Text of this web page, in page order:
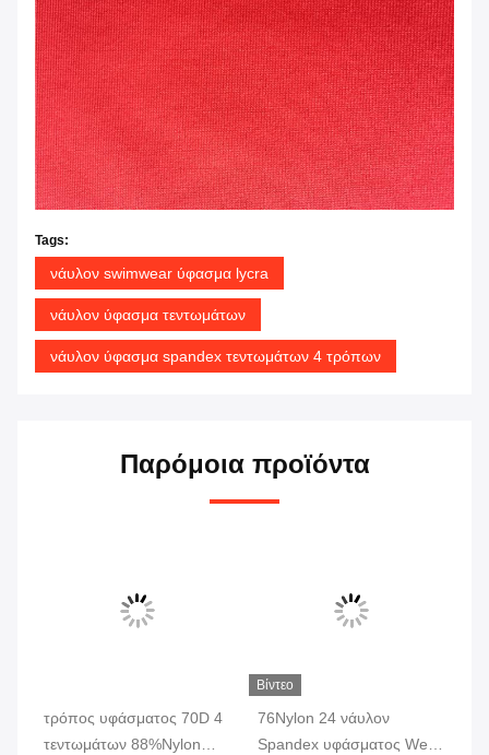
Tags:
νάυλον swimwear ύφασμα lycra
νάυλον ύφασμα τεντωμάτων
νάυλον ύφασμα spandex τεντωμάτων 4 τρόπων
Παρόμοια προϊόντα
τρόπος υφάσματος 70D 4
τεντωμάτων 88%Nylon
Βίντεο
76Nylon 24 νάυλον
Spandex υφάσματος Weft